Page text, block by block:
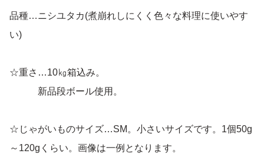
品種…ニシユタカ(煮崩れしにくく色々な料理に使いやす
い)
☆重さ…10㎏箱込み。
新品段ボール使用。
☆じゃがいものサイズ…SM。小さいサイズです。1個50g
～120gくらい。画像は一例となります。